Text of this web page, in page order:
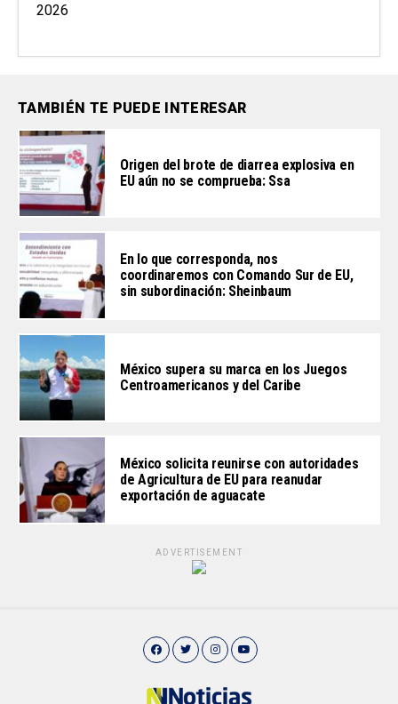
2026
TAMBIÉN TE PUEDE INTERESAR
Origen del brote de diarrea explosiva en
EU aún no se comprueba: Ssa
En lo que corresponda, nos
coordinaremos con Comando Sur de EU,
sin subordinación: Sheinbaum
México supera su marca en los Juegos
Centroamericanos y del Caribe
México solicita reunirse con autoridades
de Agricultura de EU para reanudar
exportación de aguacate
ADVERTISEMENT